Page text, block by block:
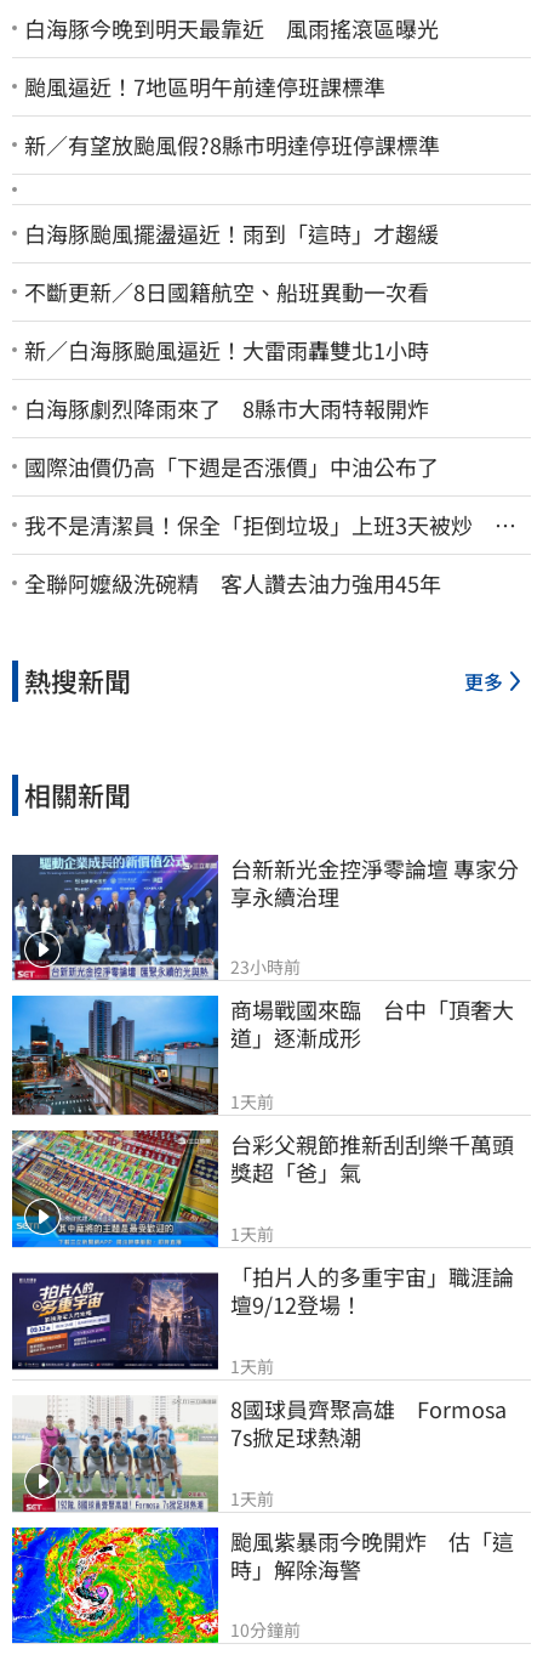
白海豚今晚到明天最靠近 風雨搖滾區曝光
颱風逼近！7地區明午前達停班課標準
新／有望放颱風假?8縣市明達停班停課標準
白海豚颱風擺盪逼近！雨到「這時」才趨緩
不斷更新／8日國籍航空、船班異動一次看
新／白海豚颱風逼近！大雷雨轟雙北1小時
白海豚劇烈降雨來了 8縣市大雨特報開炸
國際油價仍高「下週是否漲價」中油公布了
我不是清潔員！保全「拒倒垃圾」上班3天被炒 找
法院討公道結果出爐
全聯阿嬤級洗碗精 客人讚去油力強用45年
熱搜新聞 更多
相關新聞
台新新光金控淨零論壇 專家分
享永續治理
23小時前
商場戰國來臨　台中「頂奢大
道」逐漸成形
1天前
台彩父親節推新刮刮樂千萬頭
獎超「爸」氣
1天前
「拍片人的多重宇宙」職涯論
壇9/12登場！
1天前
8國球員齊聚高雄　Formosa
7s掀足球熱潮
1天前
颱風紫暴雨今晚開炸　估「這
時」解除海警
10分鐘前